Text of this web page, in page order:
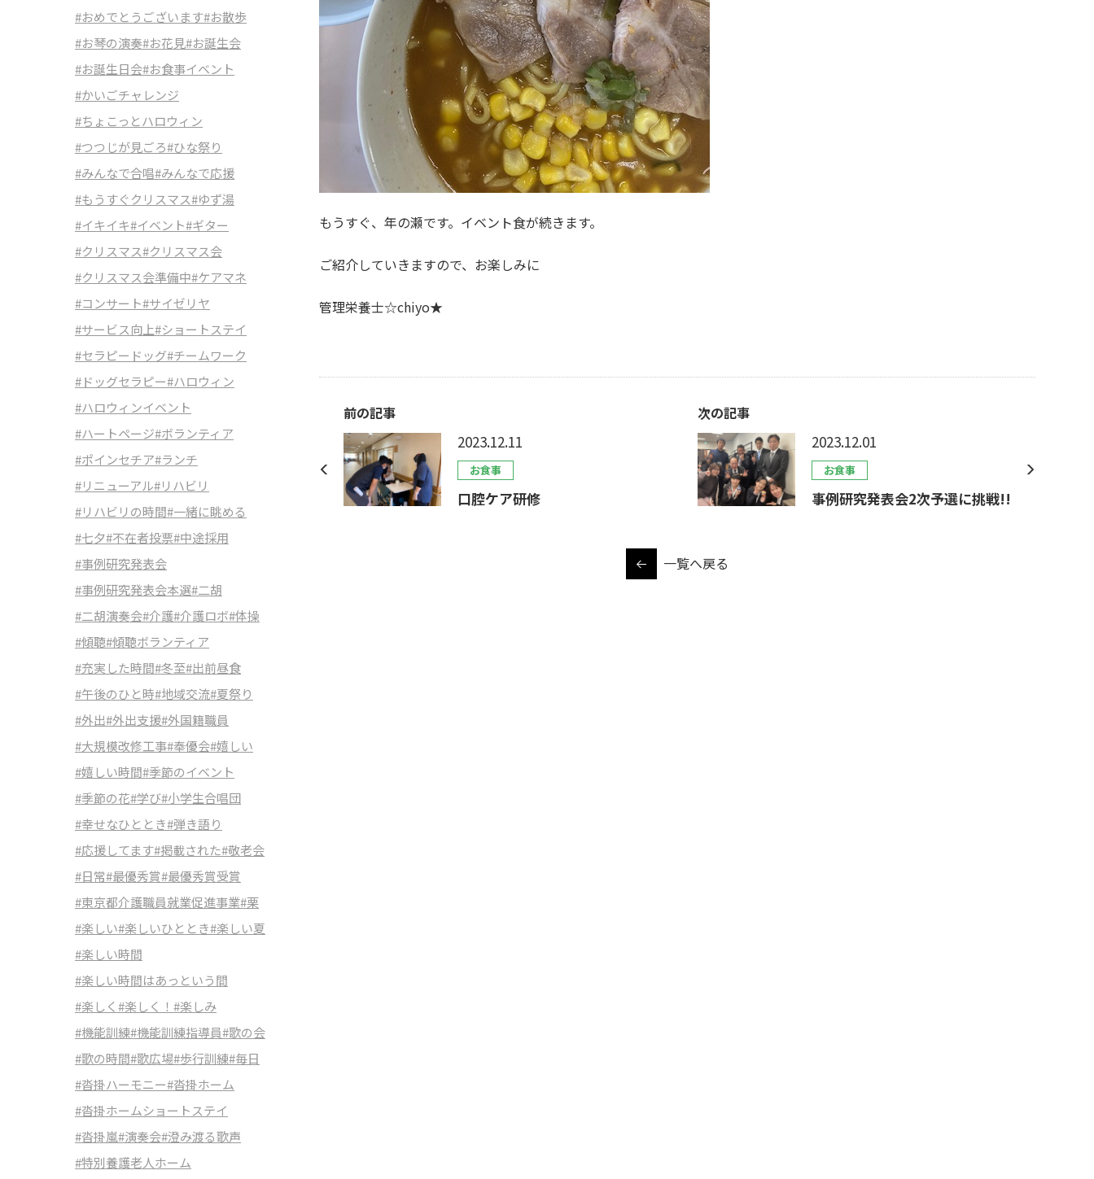
もうすぐ、年の瀬です。イベント食が続きます。
ご紹介していきますので、お楽しみに
管理栄養士☆chiyo★
前の記事
2023.12.11
お食事
口腔ケア研修
次の記事
2023.12.01
お食事
事例研究発表会2次予選に挑戦!!
一覧へ戻る
#おめでとうございます#お散歩
#お琴の演奏#お花見#お誕生会
#お誕生日会#お食事イベント
#かいごチャレンジ
#ちょこっとハロウィン
#つつじが見ごろ#ひな祭り
#みんなで合唱#みんなで応援
#もうすぐクリスマス#ゆず湯
#イキイキ#イベント#ギター
#クリスマス#クリスマス会
#クリスマス会準備中#ケアマネ
#コンサート#サイゼリヤ
#サービス向上#ショートステイ
#セラピードッグ#チームワーク
#ドッグセラピー#ハロウィン
#ハロウィンイベント
#ハートページ#ボランティア
#ポインセチア#ランチ
#リニューアル#リハビリ
#リハビリの時間#一緒に眺める
#七夕#不在者投票#中途採用
#事例研究発表会
#事例研究発表会本選#二胡
#二胡演奏会#介護#介護ロボ#体操
#傾聴#傾聴ボランティア
#充実した時間#冬至#出前昼食
#午後のひと時#地域交流#夏祭り
#外出#外出支援#外国籍職員
#大規模改修工事#奉優会#嬉しい
#嬉しい時間#季節のイベント
#季節の花#学び#小学生合唱団
#幸せなひととき#弾き語り
#応援してます#掲載された#敬老会
#日常#最優秀賞#最優秀賞受賞
#東京都介護職員就業促進事業#栗
#楽しい#楽しいひととき#楽しい夏
#楽しい時間
#楽しい時間はあっという間
#楽しく #楽しく！ #楽しみ
#機能訓練#機能訓練指導員#歌の会
#歌の時間#歌広場#歩行訓練#毎日
#沓掛ハーモニー#沓掛ホーム
#沓掛ホームショートステイ
#沓掛嵐#演奏会#澄み渡る歌声
#特別養護老人ホーム